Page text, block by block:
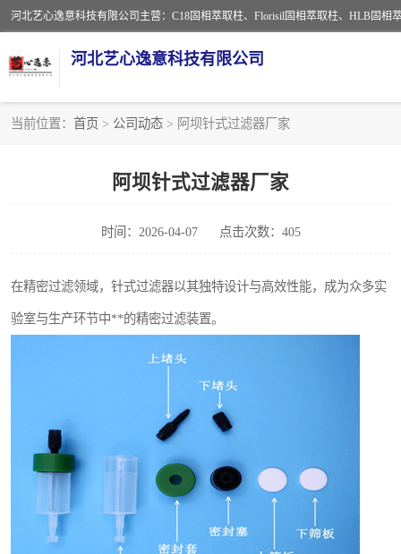
河北艺心逸意科技有限公司
当前位置： 首页 > 公司动态 > 阿坝针式过滤器厂家
阿坝针式过滤器厂家
时间：2026-04-07 点击次数：405
在精密过滤领域，针式过滤器以其独特设计与高效性能，成为众多实
验室与生产环节中**的精密过滤装置。
ELISA试剂盒
多功能净化柱